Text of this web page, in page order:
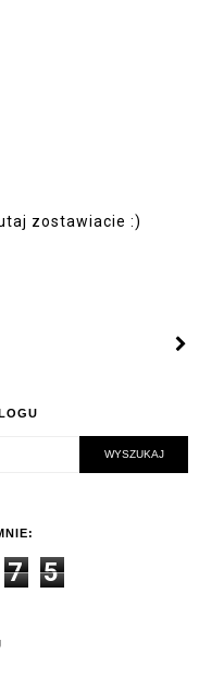
zostawiacie :)
7 5